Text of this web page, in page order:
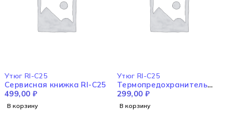
Утюг RI-C25
Сервисная книжка RI-C25
499,00 ₽
В корзину
Утюг RI-C25
Термопредохранитель
ZH103-240°(15A) RI-C25
299,00 ₽
В корзину